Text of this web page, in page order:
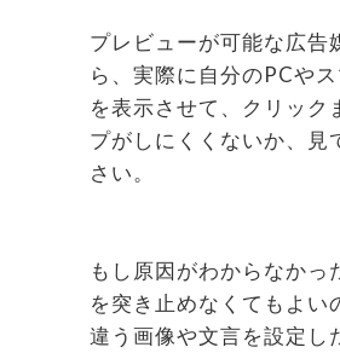
プレビューが可能な広告
ら、実際に自分のPCや
を表示させて、クリック
プがしにくくないか、見
さい。
もし原因がわからなかっ
を突き止めなくてもよい
違う画像や文言を設定し